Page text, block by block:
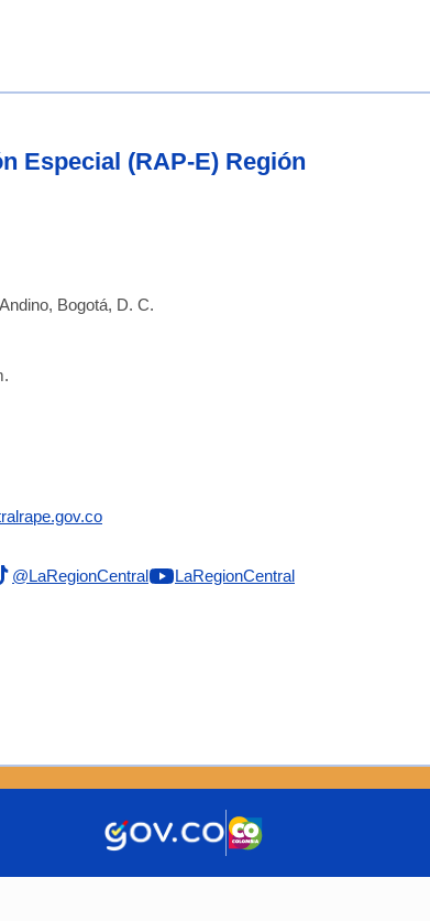
Especial (RAP-E) Región
Bogotá, D. C.
@LaRegionCentral LaRegionCentral